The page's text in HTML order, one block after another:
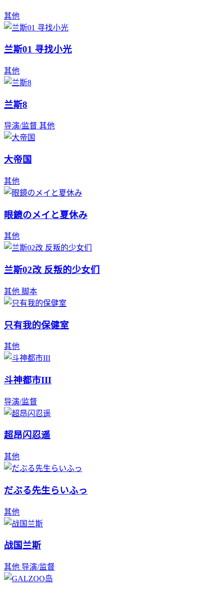
其他
兰斯01 寻找小光
其他
兰斯8
导演/监督 其他
大帝国
其他
眼鏡のメイと夏休み
其他
兰斯02改 反叛的少女们
其他 脚本
只有我的保健室
其他
斗神都市III
导演/监督
超昂闪忍遥
其他
だぶる先生らいふっ
其他
战国兰斯
其他 导演/监督